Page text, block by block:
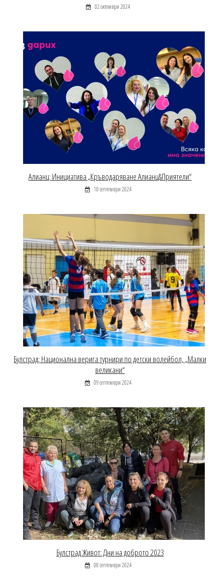
02 октомври 2024
Алианц: Инициатива „Кръводаряване Алианц&Приятели“
10 септември 2024
Булстрад: Национална верига турнири по детски волейбол, „Малки
великани“
09 септември 2024
Булстрад Живот: Дни на доброто 2023
08 септември 2024